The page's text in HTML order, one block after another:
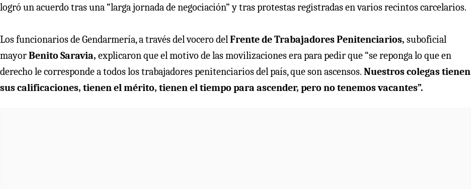
logró un acuerdo tras una “larga jornada de negociación” y tras protestas registradas en varios recintos carcelarios.
Los funcionarios de Gendarmería, a través del vocero delFrente de Trabajadores Penitenciarios, suboficial
mayorBenito Saravia, explicaron que el motivo de las movilizaciones era para pedir que “se reponga lo que en
derecho le corresponde a todos los trabajadores penitenciarios del país, que son ascensos. Nuestros colegas tienen
sus calificaciones, tienen el mérito, tienen el tiempo para ascender, pero no tenemos vacantes”.